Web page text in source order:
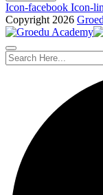
Icon-facebook Icon-
Copyright 2026